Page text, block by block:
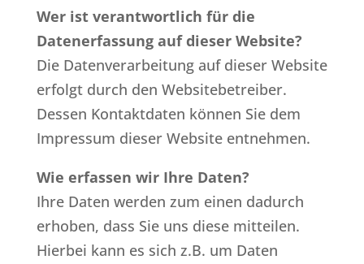
Wer ist verantwortlich für die
Datenerfassung auf dieser Website?
Die Datenverarbeitung auf dieser Website
erfolgt durch den Websitebetreiber.
Dessen Kontaktdaten können Sie dem
Impressum dieser Website entnehmen.
Wie erfassen wir Ihre Daten?
Ihre Daten werden zum einen dadurch
erhoben, dass Sie uns diese mitteilen.
Hierbei kann es sich z.B. um Daten